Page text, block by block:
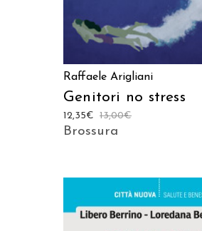
Raffaele Arigliani
Genitori no stress
13,00€
12,35€
Brossura